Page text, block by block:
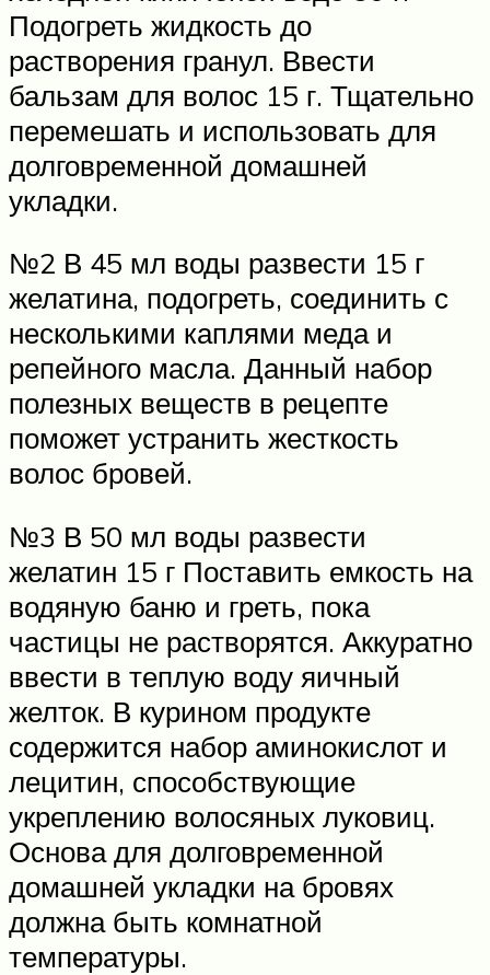
Подогреть жидкость до
растворения гранул. Ввести
бальзам для волос 15 г. Тщательно
перемешать и использовать для
долговременной домашней
укладки.
№2 В 45 мл воды развести 15 г
желатина, подогреть, соединить с
несколькими каплями меда и
репейного масла. Данный набор
полезных веществ в рецепте
поможет устранить жесткость
волос бровей.
№3 В 50 мл воды развести
желатин 15 г Поставить емкость на
водяную баню и греть, пока
частицы не растворятся. Аккуратно
ввести в теплую воду яичный
желток. В курином продукте
содержится набор аминокислот и
лецитин, способствующие
укреплению волосяных луковиц.
Основа для долговременной
домашней укладки на бровях
должна быть комнатной
температуры.